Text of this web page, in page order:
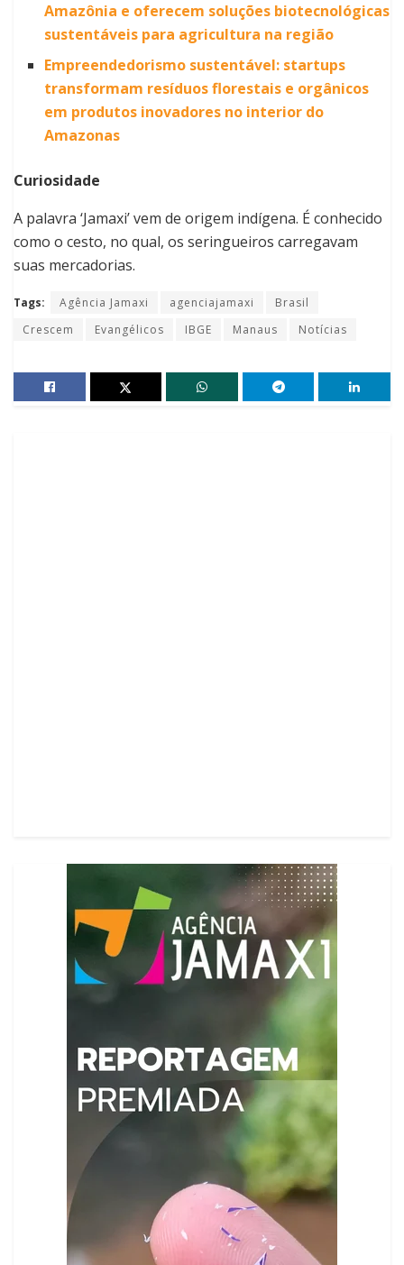
Amazônia e oferecem soluções biotecnológicas
sustentáveis para agricultura na região
Empreendedorismo sustentável: startups
transformam resíduos florestais e orgânicos
em produtos inovadores no interior do
Amazonas
Curiosidade
A palavra ‘Jamaxi’ vem de origem indígena. É conhecido
como o cesto, no qual, os seringueiros carregavam
suas mercadorias.
Tags: Agência Jamaxi agenciajamaxi
Brasil
Crescem
Evangélicos IBGE Manaus Notícias